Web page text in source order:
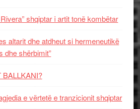
shqiptar i artit tonë kombëtar
altarit dhe atdheut si hermeneutikë
dhe shërbimit”
BALLKANI?
e vërtetë e tranzicionit shqiptar